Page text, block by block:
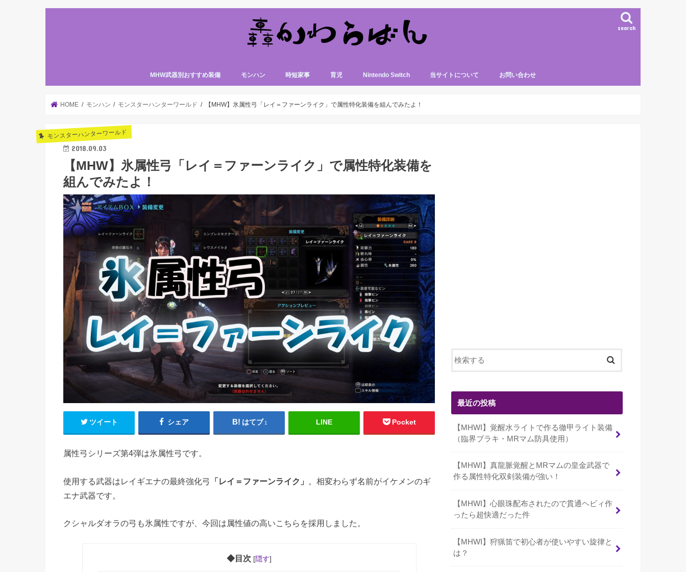
search
MHW武器別おすすめ装備 モンハン 時短家事 育児 Nintendo Switch 当サイトについて お問い合わせ
HOME モンハン モンスターハンターワールド 【MHW】氷属性弓「レイ＝ファーンライク」で属性特化装備を組んでみたよ！
モンスターハンターワールド
2018.09.03
【MHW】氷属性弓「レイ＝ファーンライク」で属性特化装備を
組んでみたよ！
ツイート シェア はてブ1 LINE Pocket
属性弓シリーズ第4弾は氷属性弓です。
使用する武器はレイギエナの最終強化弓 「レイ＝ファーンライク」
。相変わらず名前がイケメンのギ
エナ武器です。
クシャルダオラの弓も氷属性ですが、今回は属性値の高いこちらを採用しました。
◆目次 [隠す]
最近の投稿
【MHWI】覚醒水ライトで作る徹甲ライト装備
（臨界ブラキ・MRマム防具使用）
【MHWI】真龍脈覚醒とMRマムの皇金武器で
作る属性特化双剣装備が強い！
【MHWI】心眼珠配布されたので貫通ヘビィ作
ったら超快適だった件
【MHWI】狩猟笛で初心者が使いやすい旋律と
は？